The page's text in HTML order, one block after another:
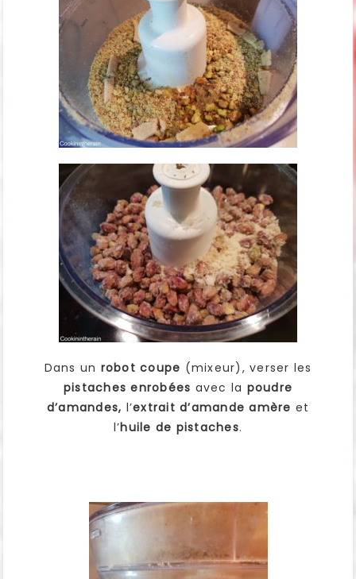
Dans un robot coupe (mixeur), verser les
pistaches enrobées avec la poudre
d’amandes, l’extrait d’amande amère et
l’huile de pistaches.